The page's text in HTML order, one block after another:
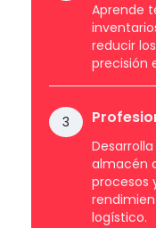
Aprende
reducir
precisión
3
almacén
procesos
logístico.